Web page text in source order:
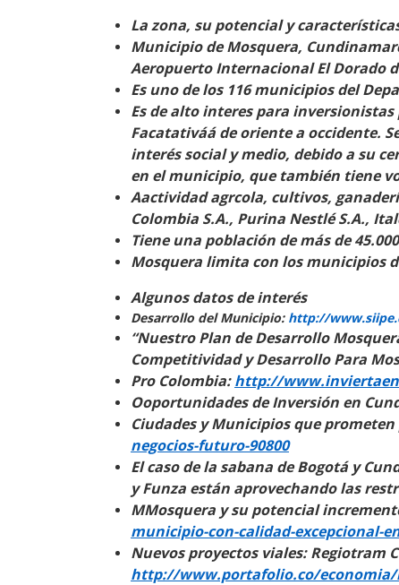
La zona, su potencial y
Municipio de Mosquera,
Aeropuerto Internacional El Dorado
Es uno de los 116 municipios del
Es de alto interes para
Facatativááde oriente a occidente.
interés social y medio, debido a su
en el municipio, que también tiene
Aactividad agrcola, cultivos,
Colombia S.A., Purina Nestlé S.A.,
Tiene una población de más de
Mosquera limita con los municipios
Algunos datos de interés
Desarrollo del Municipio: http://
“Nuestro Plan de Desarrollo
Competitividad y Desarrollo Para
Pro Colombia:http://
Ooportunidades de Inversión en
Ciudades y Municipios que
negocios-futuro-90800
El caso de la sabana de Bogotá y
y Funza están aprovechando las
MMosquera y su potencial
municipio-con-calidad-excepcional-
Nuevos proyectos viales: Regiotram
http://www.portafolio.co/economia/